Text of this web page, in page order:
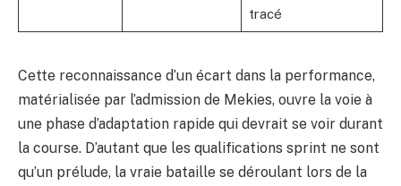
tracé
Cette reconnaissance d’un écart dans la performance,
matérialisée par l’admission de Mekies, ouvre la voie à
une phase d’adaptation rapide qui devrait se voir durant
la course. D’autant que les qualifications sprint ne sont
qu’un prélude, la vraie bataille se déroulant lors de la